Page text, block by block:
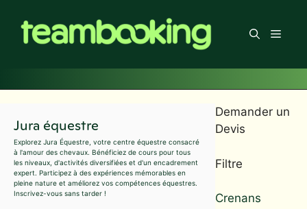
contenu
Menu
Jura équestre
Explorez Jura Équestre, votre centre équestre consacré
à l'amour des chevaux. Bénéficiez de cours pour tous
les niveaux, d'activités diversifiées et d'un encadrement
expert. Participez à des expériences mémorables en
pleine nature et améliorez vos compétences équestres.
Inscrivez-vous sans tarder !
Demander un
Devis
Filtre
Crenans